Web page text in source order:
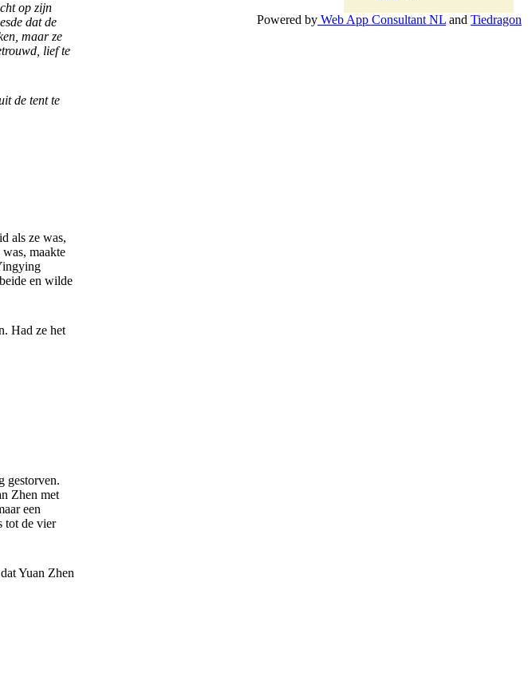
op zijn
dat de
maar ze
lief te
de tent te
als ze was,
maakte
en wilde
Had ze het
gestorven.
Zhen met
een
tot de vier
Yuan Zhen
Powered by Web App Consultant NL and Tiedragon